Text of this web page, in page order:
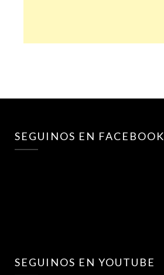
SEGUINOS EN FACEBOOK
SEGUINOS EN YOUTUBE